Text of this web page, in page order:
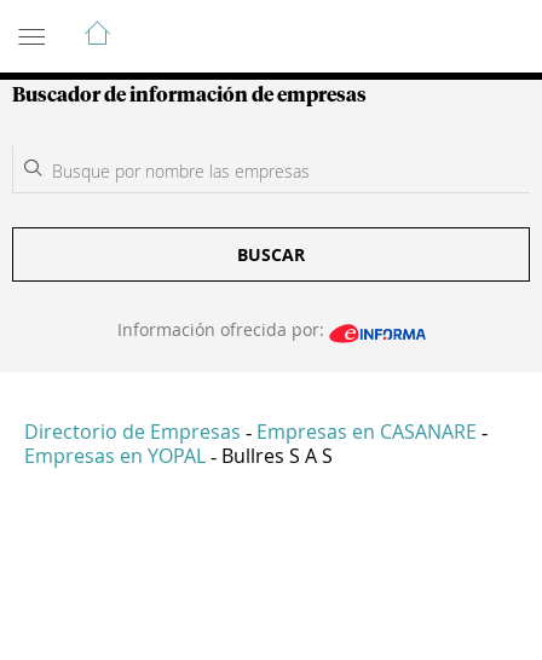
Guía de Empresas Colombianas
Buscador de información de empresas
BUSCAR
Información ofrecida por:
Directorio de Empresas - Empresas en CASANARE -
Empresas en YOPAL - Bullres S A S